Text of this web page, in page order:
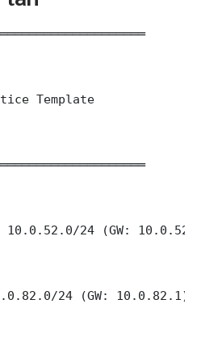
Template
10.0.52.0/24 (GW:
24 (GW: 10.0.82.1)